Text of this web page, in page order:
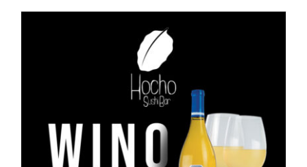
DODAJ DO KOSZYKA SZCZEGÓŁY